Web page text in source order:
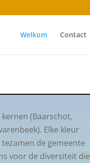
Welkom Contact
(Baarschot,
Elke kleur
de gemeente
voor de diversiteit die